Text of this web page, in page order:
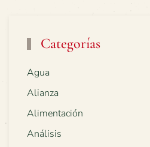
Categorías
Agua
Alianza
Alimentación
Análisis